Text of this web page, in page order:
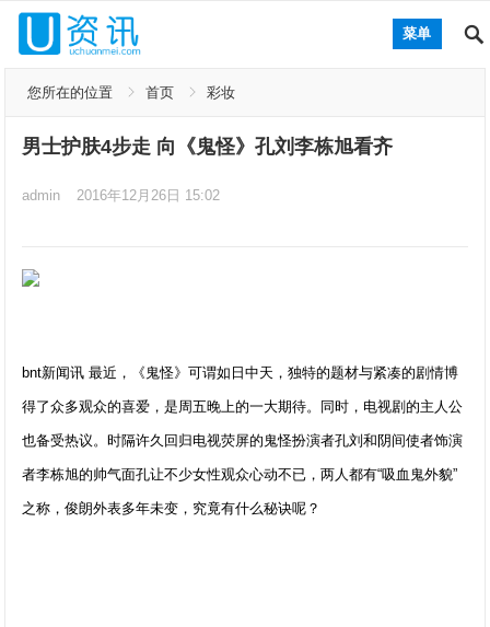
菜单
您所在的位置 首页 彩妆
男士护肤4步走 向《鬼怪》孔刘李栋旭看齐
admin 2016年12月26日 15:02
bnt新闻讯 最近，《鬼怪》可谓如日中天，独特的题材与紧凑的剧情博
得了众多观众的喜爱，是周五晚上的一大期待。同时，电视剧的主人公
也备受热议。时隔许久回归电视荧屏的鬼怪扮演者孔刘和阴间使者饰演
者李栋旭的帅气面孔让不少女性观众心动不已，两人都有“吸血鬼外貌”
之称，俊朗外表多年未变，究竟有什么秘诀呢？